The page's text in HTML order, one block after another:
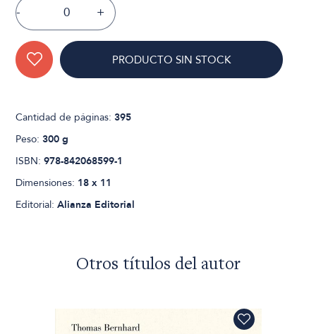
- +
PRODUCTO SIN STOCK
Cantidad de páginas:395
Peso:300 g
ISBN:978-842068599-1
Dimensiones: 18 x 11
Editorial:Alianza Editorial
Otros títulos del autor